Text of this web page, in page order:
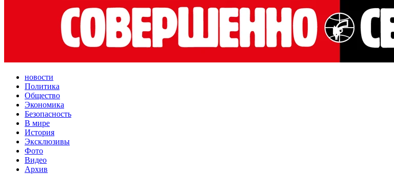
новости
Политика
Общество
Экономика
Безопасность
В мире
История
Эксклюзивы
Фото
Видео
Архив